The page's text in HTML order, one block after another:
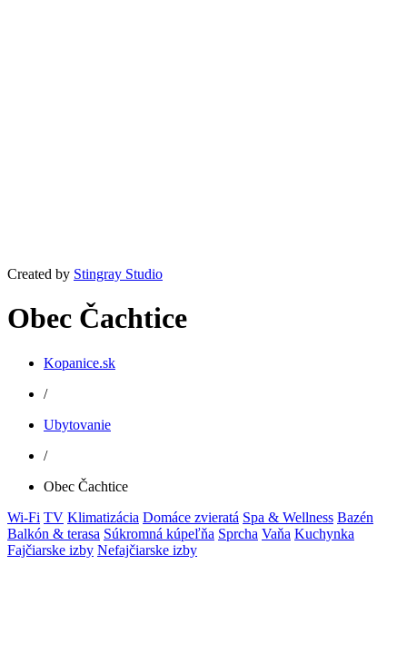
Created by Stingray Studio
Obec Čachtice
Kopanice.sk
/
Ubytovanie
/
Obec Čachtice
Wi-Fi TV Klimatizácia Domáce zvieratá Spa & Wellness Bazén
Balkón & terasa Súkromná kúpeľňa Sprcha Vaňa Kuchynka
Fajčiarske izby Nefajčiarske izby